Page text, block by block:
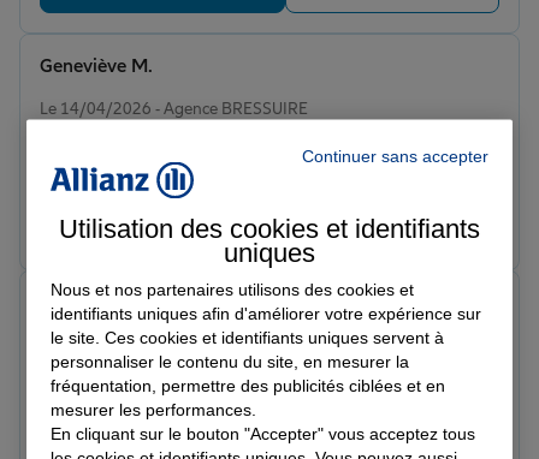
Le 14/04/2026 - Agence BRESSUIRE
est toujours disponible et de bons conseils.
Geneviève M.
Prendre un RDV Voir l'agence
Note de 5 sur 5
Le 11/04/2026 - Agence BRESSUIRE
Je suis client depuis plus d’un an, Madison est très pro
et fait le maximum pour satisfaire ses clients ! Agence
sérieuse
Alexis L.
Continuer sans accepter
Utilisation des cookies et identifiants
uniques
Nous et nos partenaires utilisons des cookies et
identifiants uniques afin d'améliorer votre expérience sur
le site. Ces cookies et identifiants uniques servent à
personnaliser le contenu du site, en mesurer la
fréquentation, permettre des publicités ciblées et en
mesurer les performances.
En cliquant sur le bouton "Accepter" vous acceptez tous